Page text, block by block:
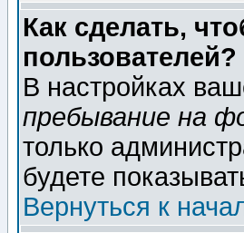
Как сделать,
пользователей?
В настройках
пребывание на
только
будете
Вернуться к